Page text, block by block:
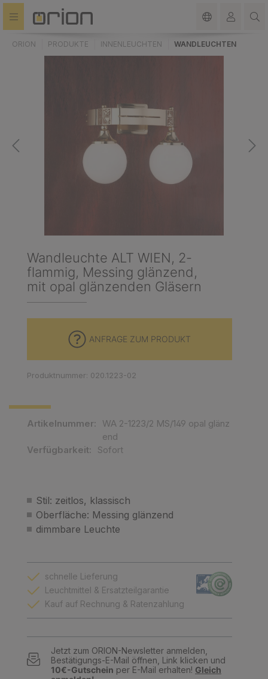
springen
ORION PRODUKTE INNENLEUCHTEN WANDLEUCHTEN
Wandleuchte ALT WIEN, 2-
flammig, Messing glänzend,
mit opal glänzenden Gläsern
Stil: zeitlos, klassisch
Oberfläche: Messing glänzend
dimmbare Leuchte
Artikelnummer:
WA 2-1223/2 MS/149 opal glänz
end
Verfügbarkeit:
Sofort
ANFRAGE ZUM PRODUKT
Produktnummer: 020.1223-02
schnelle Lieferung
Leuchtmittel & Ersatzteilgarantie
Kauf auf Rechnung & Ratenzahlung
Jetzt zum ORION-Newsletter anmelden,
Bestätigungs-E-Mail öffnen, Link klicken und
10€-Gutschein per E-Mail erhalten! Gleich